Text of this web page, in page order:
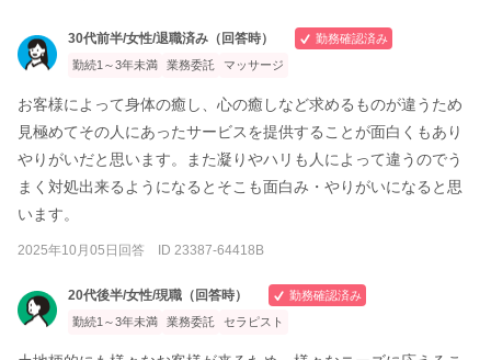
30代前半/女性/退職済み（回答時）
勤務確認済み
勤続1～3年未満
業務委託 マッサージ
お客様によって身体の癒し、心の癒しなど求めるものが違うため
見極めてその人にあったサービスを提供することが面白くもあり
やりがいだと思います。また凝りやハリも人によって違うのでう
まく対処出来るようになるとそこも面白み・やりがいになると思
います。
2025年10月05日回答 ID 23387-64418B
20代後半/女性/現職（回答時）
勤務確認済み
勤続1～3年未満
業務委託 セラピスト